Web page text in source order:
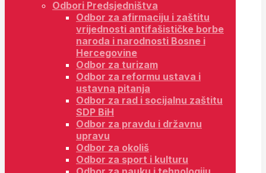
Odbori Predsjedništva
Odbor za afirmaciju i zaštitu
vrijednosti antifašističke borbe
naroda i narodnosti Bosne i
Hercegovine
Odbor za turizam
Odbor za reformu ustava i
ustavna pitanja
Odbor za rad i socijalnu zaštitu
SDP BiH
Odbor za pravdu i državnu
upravu
Odbor za okoliš
Odbor za sport i kulturu